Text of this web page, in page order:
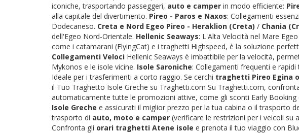
iconiche, trasportando passeggeri, auto e camper in modo efficiente:
alla capitale del divertimento. Pireo - Paros e Naxos: Collegamenti
Dodecaneso. Creta e Nord Egeo Pireo - Heraklion (Creta) / Chania
dell'Egeo Nord-Orientale. Hellenic Seaways: L'Alta Velocità nel Mare
come i catamarani (FlyingCat) e i traghetti Highspeed, è la soluzione
Collegamenti Veloci Hellenic Seaways è imbattibile per la velocità,
Mykonos e le isole vicine. Isole Saroniche: Collegamenti frequenti e
Ideale per i trasferimenti a corto raggio. Se cerchi traghetti Pireo Egina
il Tuo Traghetto Isole Greche su Traghetti.com Su Traghetti.com,
automaticamente tutte le promozioni attive, come gli sconti Early
Isole Greche e assicurati il miglior prezzo per la tua cabina o il trasporto
trasporto di auto, moto e camper (verificare le restrizioni per i veicoli su
Confronta gli orari traghetti Atene isole e prenota il tuo viaggio con